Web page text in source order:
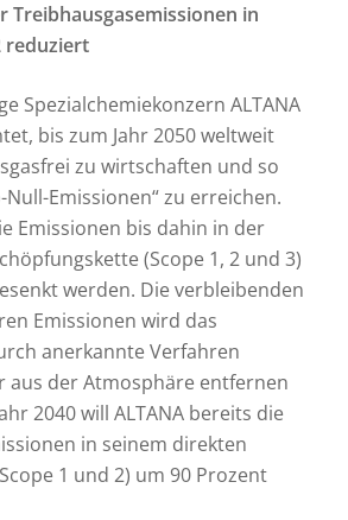
Treibhausgasemissionen in
reduziert
Spezialchemiekonzern ALTANA
bis zum Jahr 2050 weltweit
zu wirtschaften und so
Emissionen“ zu erreichen.
Emissionen bis dahin in der
(Scope 1, 2 und 3)
werden. Die verbleibenden
Emissionen wird das
anerkannte Verfahren
aus der Atmosphäre entfernen
2040 will ALTANA bereits die
in seinem direkten
1 und 2) um 90 Prozent